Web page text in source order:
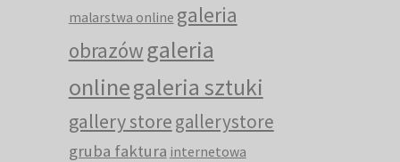
malarstwa online galeria
obrazów galeria
onlinegaleria sztuki
gallery storegallerystore
gruba faktura internetowa